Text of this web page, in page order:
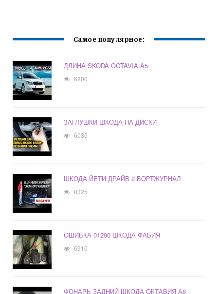
Самое популярное:
ДЛИНА SKODA OCTAVIA A5
6800
ЗАГЛУШКИ ШКОДА НА ДИСКИ
6035
ШКОДА ЙЕТИ ДРАЙВ 2 БОРТЖУРНАЛ
8325
ОШИБКА 01290 ШКОДА ФАБИЯ
6910
ФОНАРЬ ЗАДНИЙ ШКОДА ОКТАВИЯ А8